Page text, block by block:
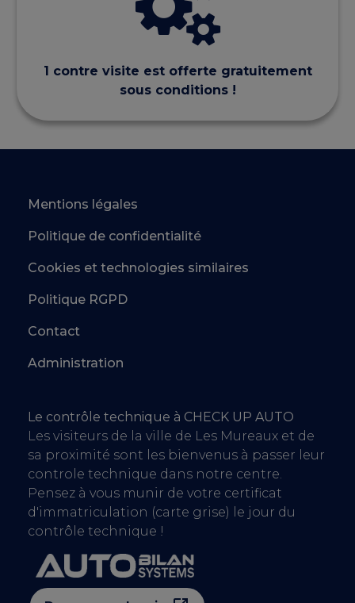
1 contre visite est offerte gratuitement
sous conditions !
Mentions légales
Politique de confidentialité
Cookies et technologies similaires
Politique RGPD
Contact
Administration
Le contrôle technique à CHECK UP AUTO
Les visiteurs de la ville de Les Mureaux et de
sa proximité sont les bienvenus à passer leur
controle technique dans notre centre.
Pensez à vous munir de votre certificat
d'immatriculation (carte grise) le jour du
contrôle technique !